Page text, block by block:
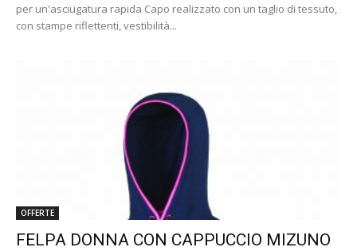
per un'asciugatura rapida Capo realizzato con un taglio di tessuto,
con stampe riflettenti, vestibilità...
OFFERTE
FELPA DONNA CON CAPPUCCIO MIZUNO